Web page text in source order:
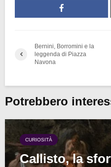
Bernini, Borromini e la
leggenda di Piazza
Navona
Potrebbero
CURIOSITÀ
Callisto, la